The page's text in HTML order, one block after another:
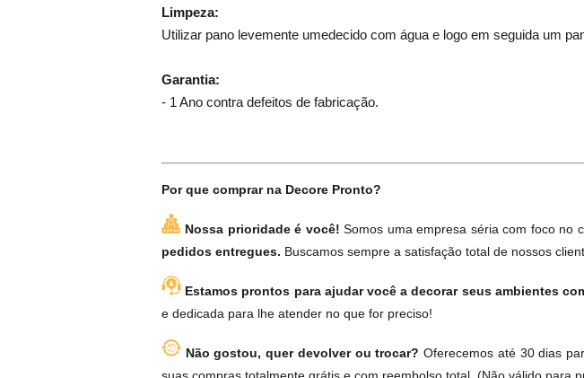
Limpeza:
Utilizar pano levemente umedecido com água e logo em seguida um
Garantia:
- 1 Ano contra defeitos de fabricação.
Por que comprar na Decore Pronto?
Nossa prioridade é você!Somos uma empresa séria com foco no
pedidos entregues. Buscamos sempre a satisfação total de nossos
Estamos prontos para ajudar você a decorar seus ambientes
e dedicada para lhe atender no que for preciso!
Não gostou, quer devolver ou trocar?Oferecemos até 30 dias
suas compras totalmente grátis e com reembolso total. (Não válido para